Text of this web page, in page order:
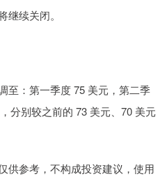
续关闭。
至：第一季度 75 美元，第二季
分别较之前的 73 美元、70 美元
供参考，不构成投资建议，使用